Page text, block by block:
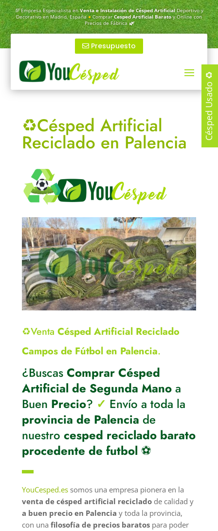
💯Empresa Especialista enVenta e Instalación de Césped ArtificialDeportivo y
Decorativo en Madrid, España●ComprarCesped Artificial Baratoy Online con
Precios de Fábrica🌿
Presupuesto
♻️Césped Artificial
Reciclado en Palencia
♻️Venta Césped Artificial Reciclado
Campos de Fútbol en Palencia.
¿Buscas Comprar Césped
Artificial de Segunda Manoa
Buen Precio? ✓ Envío a toda la
provincia de Palencia de
nuestro cesped reciclado barato
procedente de futbol ⚽
▬
YouCesped.essomos una empresa pionera en la
venta de césped artificial recicladode calidad y
a buen precio en Palencia y toda la provincia,
con una filosofía de precios baratospara poder
Césped Usado ♻️